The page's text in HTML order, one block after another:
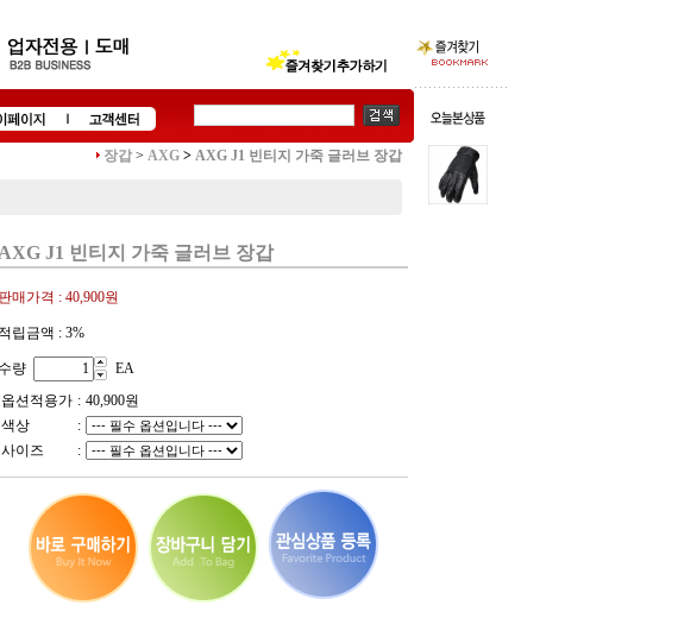
장갑 > AXG > AXG J1 빈티지 가죽 글러브 장갑
AXG J1 빈티지 가죽 글러브 장갑
매가격 : 40,900원
적립금액 : 3%
수량
EA
옵션적용가 : 40,900원
색상
:
사이즈
: